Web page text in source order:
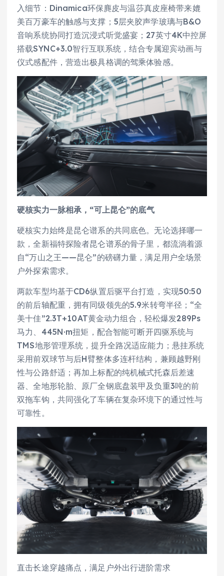
入细节：Dinamica环保麂皮与温莎真皮座椅带来媲
美百万豪车的触感与支撑；5层夹胶声学玻璃与B&O
音响系统协同打造沉浸式听觉盛宴；27英寸4K中控屏
搭载SYNC+3.0智行互联系统，结合专属迎宾动画与
仪式感配件，营造出极具格调的驾乘体验感。
硬核实力一脉相承， “可上昆仑”的底气
硬核实力始终是昆仑谱系的共同底色。无论选择哪一
款，全新福特探险者昆仑谱系的骨子里，都流淌着源
自“万山之王——昆仑”的磅礴力量，满足用户全场景
户外探索需求。
两款车型均基于CD6纵置后驱平台打造，实现50:50
的前后轴配重，拥有同级领先的5.9米转弯半径；“全
美十佳”2.3T+10AT黄金动力组合，轻松爆发289Ps
马力、445N·m扭矩，配合智能可断开四驱系统与
TMS地形管理系统，提升全路况适应能力；悬挂系统
采用前双球节与后H臂整体多连杆结构，兼顾越野刚
性与公路舒适；再加上标配的纯机械式托森后差速
器、全地形轮胎、原厂全钢底盘装甲及负重3吨的前
双拖车钩，共同强化了车辆在复杂环境下的通过性与
可靠性。
直击长途穿越痛点，满足户外出行进阶需求